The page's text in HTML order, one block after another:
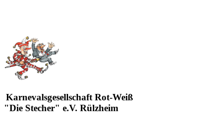
Karnevalsgesellschaft Rot-Weiß
"Die Stecher" e.V. Rülzheim